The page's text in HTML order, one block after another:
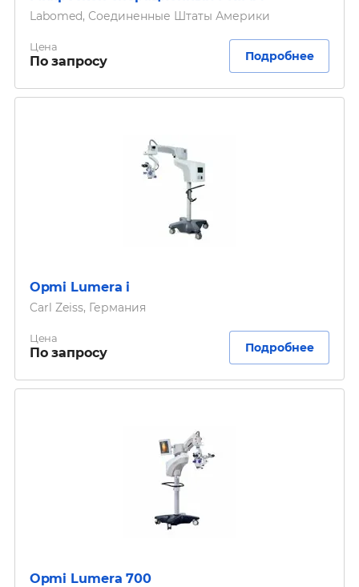
Labomed, Соединенные Штаты Америки
Цена
По запросу Подробнее
Opmi Lumera i
Carl Zeiss, Германия
Цена
По запросу Подробнее
Opmi Lumera 700